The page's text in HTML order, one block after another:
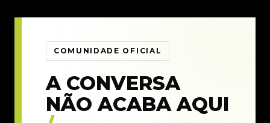
COMUNIDADE OFICIAL
A CONVERSA
NÃO ACABA AQUI